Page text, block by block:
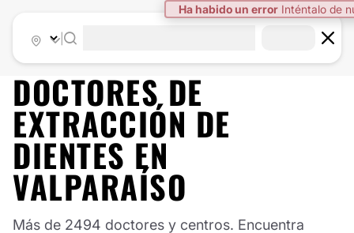
DOCTORES DE
EXTRACCIÓN DE
DIENTES EN
VALPARAÍSO
Más de 2494 doctores y centros. Encuentra